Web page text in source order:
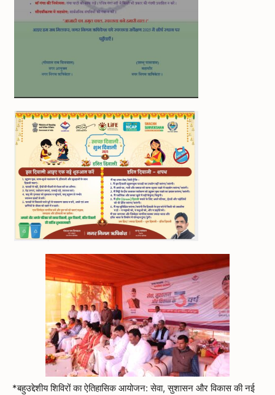
*बहुउद्देशीय शिविरों का ऐतिहासिक आयोजन: सेवा, सुशासन और विकास की नई